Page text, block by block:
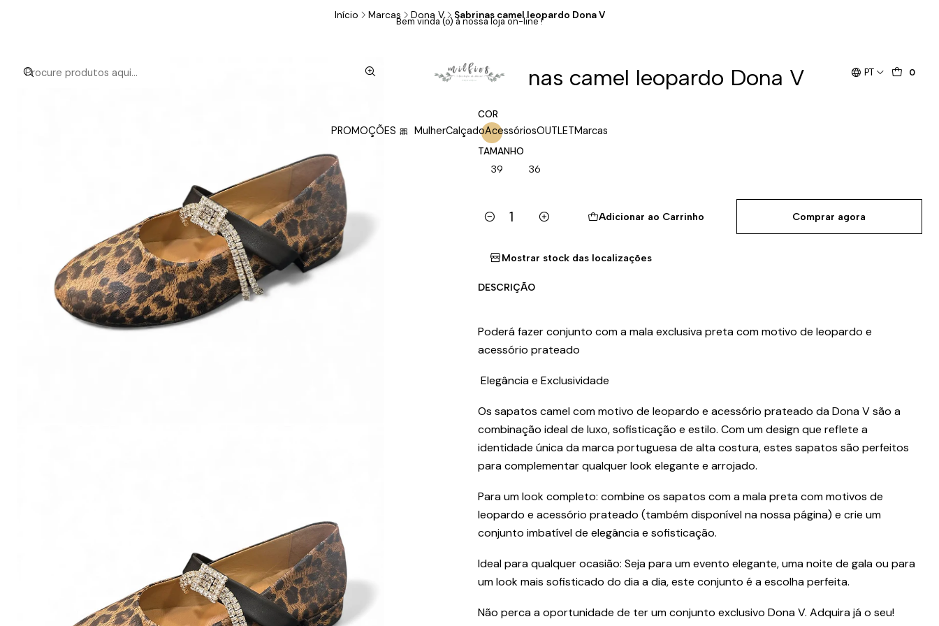
PT 0
PROMOÇÕES 🎀 MulherCalçadoAcessóriosOUTLETMarcas
Bem vinda (o) à nossa loja on-line !
Início Marcas Dona V Sabrinas camel leopardo Dona V
Sabrinas camel leopardo Dona V
COR
TAMANHO
39 36
Quantidade
Adicionar ao Carrinho Comprar agora
Mostrar stock das localizações
DESCRIÇÃO
Poderá fazer conjunto com a mala exclusiva preta com motivo de leopardo e
acessório prateado
Elegância e Exclusividade
Os sapatos camel com motivo de leopardo e acessório prateado da Dona V são a
combinação ideal de luxo, sofisticação e estilo. Com um design que reflete a
identidade única da marca portuguesa de alta costura, estes sapatos são perfeitos
para complementar qualquer look elegante e arrojado.
Para um look completo: combine os sapatos com a mala preta com motivos de
leopardo e acessório prateado (também disponível na nossa página) e crie um
conjunto imbatível de elegância e sofisticação.
Ideal para qualquer ocasião: Seja para um evento elegante, uma noite de gala ou para
um look mais sofisticado do dia a dia, este conjunto é a escolha perfeita.
Não perca a oportunidade de ter um conjunto exclusivo Dona V. Adquira já o seu!